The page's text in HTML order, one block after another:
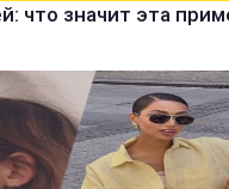
что значит эта